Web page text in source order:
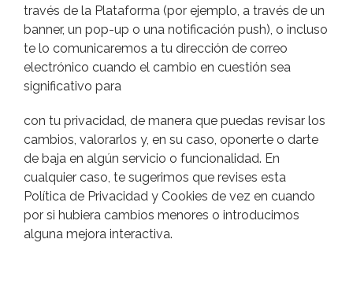
través de la Plataforma (por ejemplo, a través de un
banner, un pop-up o una notificación push), o incluso
te lo comunicaremos a tu dirección de correo
electrónico cuando el cambio en cuestión sea
significativo para
con tu privacidad, de manera que puedas revisar los
cambios, valorarlos y, en su caso, oponerte o darte
de baja en algún servicio o funcionalidad. En
cualquier caso, te sugerimos que revises esta
Política de Privacidad y Cookies de vez en cuando
por si hubiera cambios menores o introducimos
alguna mejora interactiva.